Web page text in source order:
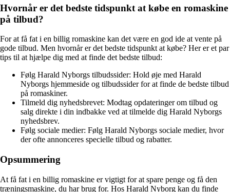
Hvornår er det bedste tidspunkt at købe en romaskine
på tilbud?
For at få fat i en billig romaskine kan det være en god ide at vente på
gode tilbud. Men hvornår er det bedste tidspunkt at købe? Her er et par
tips til at hjælpe dig med at finde det bedste tilbud:
Følg Harald Nyborgs tilbudssider: Hold øje med Harald
Nyborgs hjemmeside og tilbudssider for at finde de bedste tilbud
på romaskiner.
Tilmeld dig nyhedsbrevet: Modtag opdateringer om tilbud og
salg direkte i din indbakke ved at tilmelde dig Harald Nyborgs
nyhedsbrev.
Følg sociale medier: Følg Harald Nyborgs sociale medier, hvor
der ofte annonceres specielle tilbud og rabatter.
Opsummering
At få fat i en billig romaskine er vigtigt for at spare penge og få den
træningsmaskine, du har brug for. Hos Harald Nyborg kan du finde